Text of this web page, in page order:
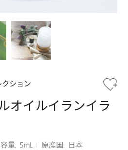
ション
オイルイランイラ
容量: 5mL 原産国: 日本